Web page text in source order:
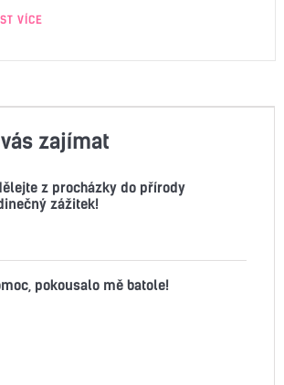
VÍCE
zajímat
z procházky do přírody
zážitek!
pokousalo mě batole!